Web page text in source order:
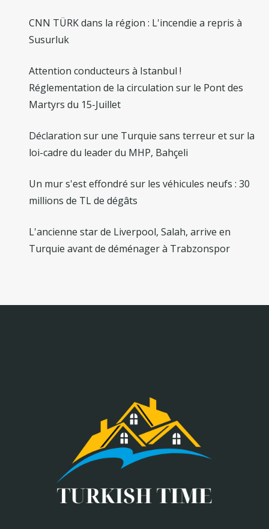
CNN TÜRK dans la région : L'incendie a repris à
Susurluk
Attention conducteurs à Istanbul !
Réglementation de la circulation sur le Pont des
Martyrs du 15-Juillet
Déclaration sur une Turquie sans terreur et sur la
loi-cadre du leader du MHP, Bahçeli
Un mur s'est effondré sur les véhicules neufs : 30
millions de TL de dégâts
L'ancienne star de Liverpool, Salah, arrive en
Turquie avant de déménager à Trabzonspor